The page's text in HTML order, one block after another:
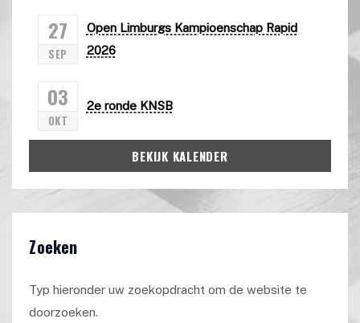
27
SEP
Open Limburgs Kampioenschap Rapid
2026
03
OKT
2e ronde KNSB
BEKIJK KALENDER
Zoeken
Typ hieronder uw zoekopdracht om de website te
doorzoeken.